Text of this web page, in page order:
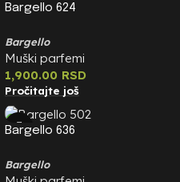
Bargello 624
Bargello
Muški parfemi
1,900.00 RSD
Pročitajte još
Bargello 636
Bargello